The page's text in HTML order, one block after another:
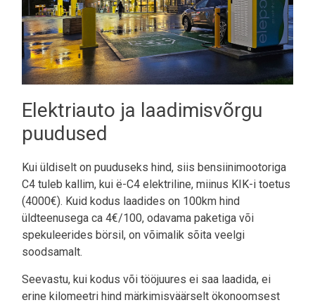
Elektriauto ja laadimisvõrgu
puudused
Kui üldiselt on puuduseks hind, siis bensiinimootoriga
C4 tuleb kallim, kui ë-C4 elektriline, miinus KIK-i toetus
(4000€). Kuid kodus laadides on 100km hind
üldteenusega ca 4€/100, odavama paketiga või
spekuleerides börsil, on võimalik sõita veelgi
soodsamalt.
Seevastu, kui kodus või tööjuures ei saa laadida, ei
erine kilomeetri hind märkimisväärselt ökonoomsest